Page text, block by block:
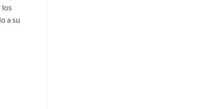
los
a su